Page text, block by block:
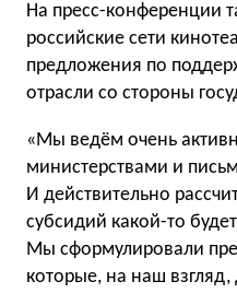
На пресс-конференции
российские сети
предложения по
отрасли со стороны
«Мы ведём очень
министерствами и
И действительно
субсидий какой-то
Мы сформулировали
которые, на наш